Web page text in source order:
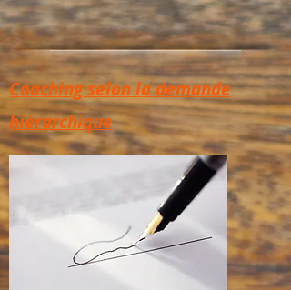
Coaching selon la demande
hiérarchique